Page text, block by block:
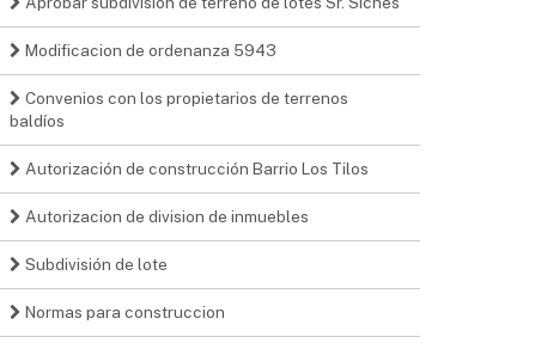
Modificacion de ordenanza 5943
Convenios con los propietarios de terrenos
baldíos
Autorización de construcción Barrio Los Tilos
Autorizacion de division de inmuebles
Subdivisión de lote
Normas para construccion